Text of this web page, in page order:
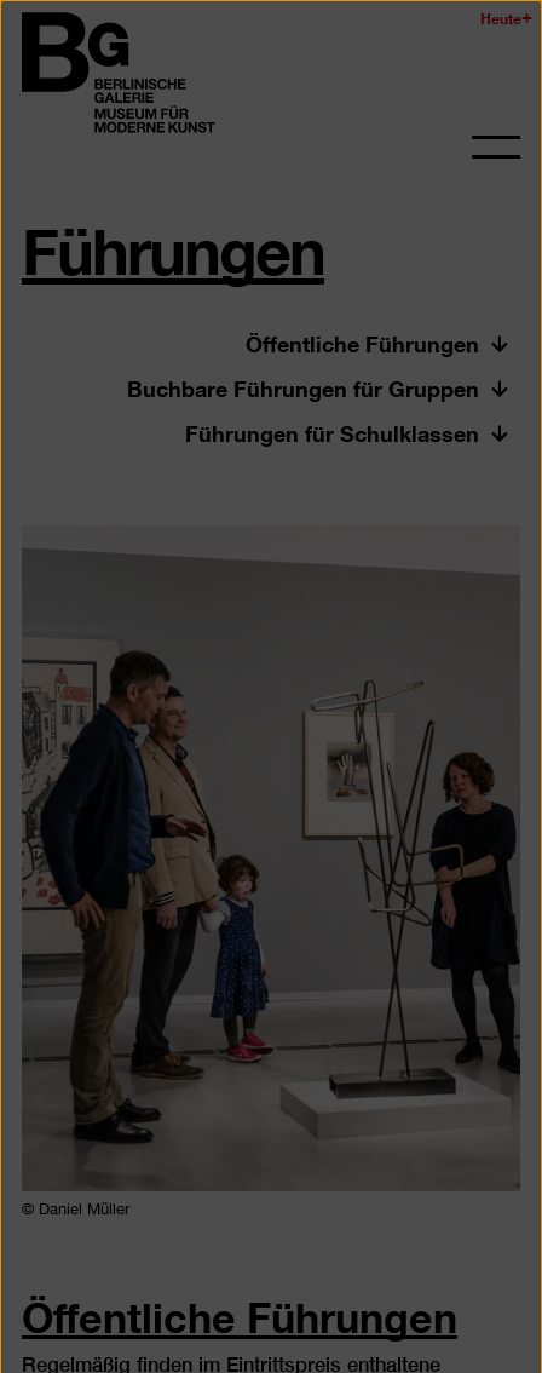
Zum
Seiteninhalt
springen
Berlinischen
Galerie
Heute
Führungen
Öffentliche Führungen
Buchbare Führungen für Gruppen
Führungen für Schulklassen
© Daniel Müller
Öffentliche Führungen
Regelmäßig finden im Eintrittspreis enthaltene